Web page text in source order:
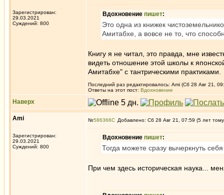
Зарегистрирован:
29.03.2021
Суждений: 800
Вдохновение пишет:
Это одна из книжек
Амитабхе, а вовсе не то, что
Книгу я не читал, это правда, мне
видеть отношение этой школы к
Амитабхе" с тантрическими практиками.
Последний раз редактировалось: Ami (Сб 28 Авг 21,
Ответы на этот пост: Вдохновение
Наверх
Ami
Зарегистрирован:
29.03.2021
Суждений: 800
№586366 Добавлено: Сб 28 Авг 21, 07:59 (5 лет
Вдохновение пишет:
Тогда можете сразу вычеркнуть
При чем здесь историческая наука...